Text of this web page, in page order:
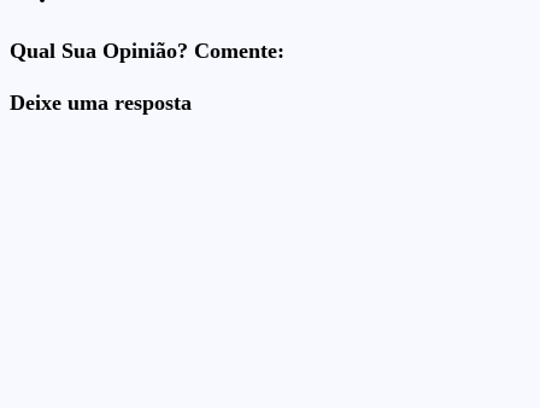
Qual Sua Opinião? Comente:
Deixe uma resposta